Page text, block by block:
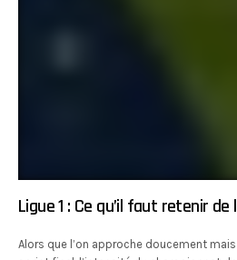
Ligue 1 : Ce qu’il faut retenir
Alors que l’on approche doucement